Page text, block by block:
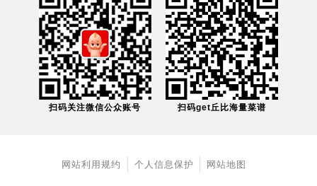
扫码关注微信公众账号 扫码get丘比海量菜谱
网站利用规约 个人信息保护 网站地图